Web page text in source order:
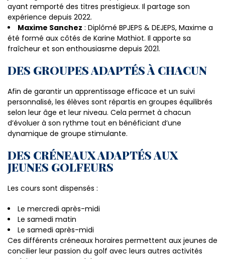
ayant remporté des titres prestigieux. Il partage son
expérience depuis 2022.
Maxime Sanchez : Diplômé BPJEPS & DEJEPS, Maxime a
été formé aux côtés de Karine Mathiot. Il apporte sa
fraîcheur et son enthousiasme depuis 2021.
DES GROUPES ADAPTÉS À CHACUN
Afin de garantir un apprentissage efficace et un suivi
personnalisé, les élèves sont répartis en groupes équilibrés
selon leur âge et leur niveau. Cela permet à chacun
d’évoluer à son rythme tout en bénéficiant d’une
dynamique de groupe stimulante.
DES CRÉNEAUX ADAPTÉS AUX
JEUNES GOLFEURS
Les cours sont dispensés :
Le mercredi après-midi
Le samedi matin
Le samedi après-midi
Ces différents créneaux horaires permettent aux jeunes de
concilier leur passion du golf avec leurs autres activités